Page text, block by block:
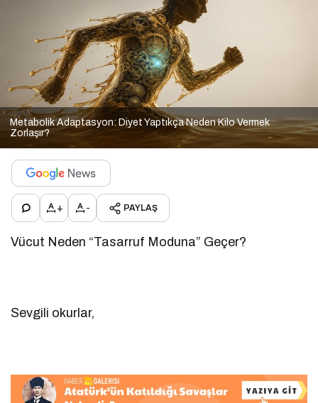
Metabolik Adaptasyon: Diyet Yaptıkça Neden Kilo Vermek
Zorlaşır?
+ - PAYLAŞ
Vücut Neden “Tasarruf Moduna” Geçer?
Sevgili okurlar,